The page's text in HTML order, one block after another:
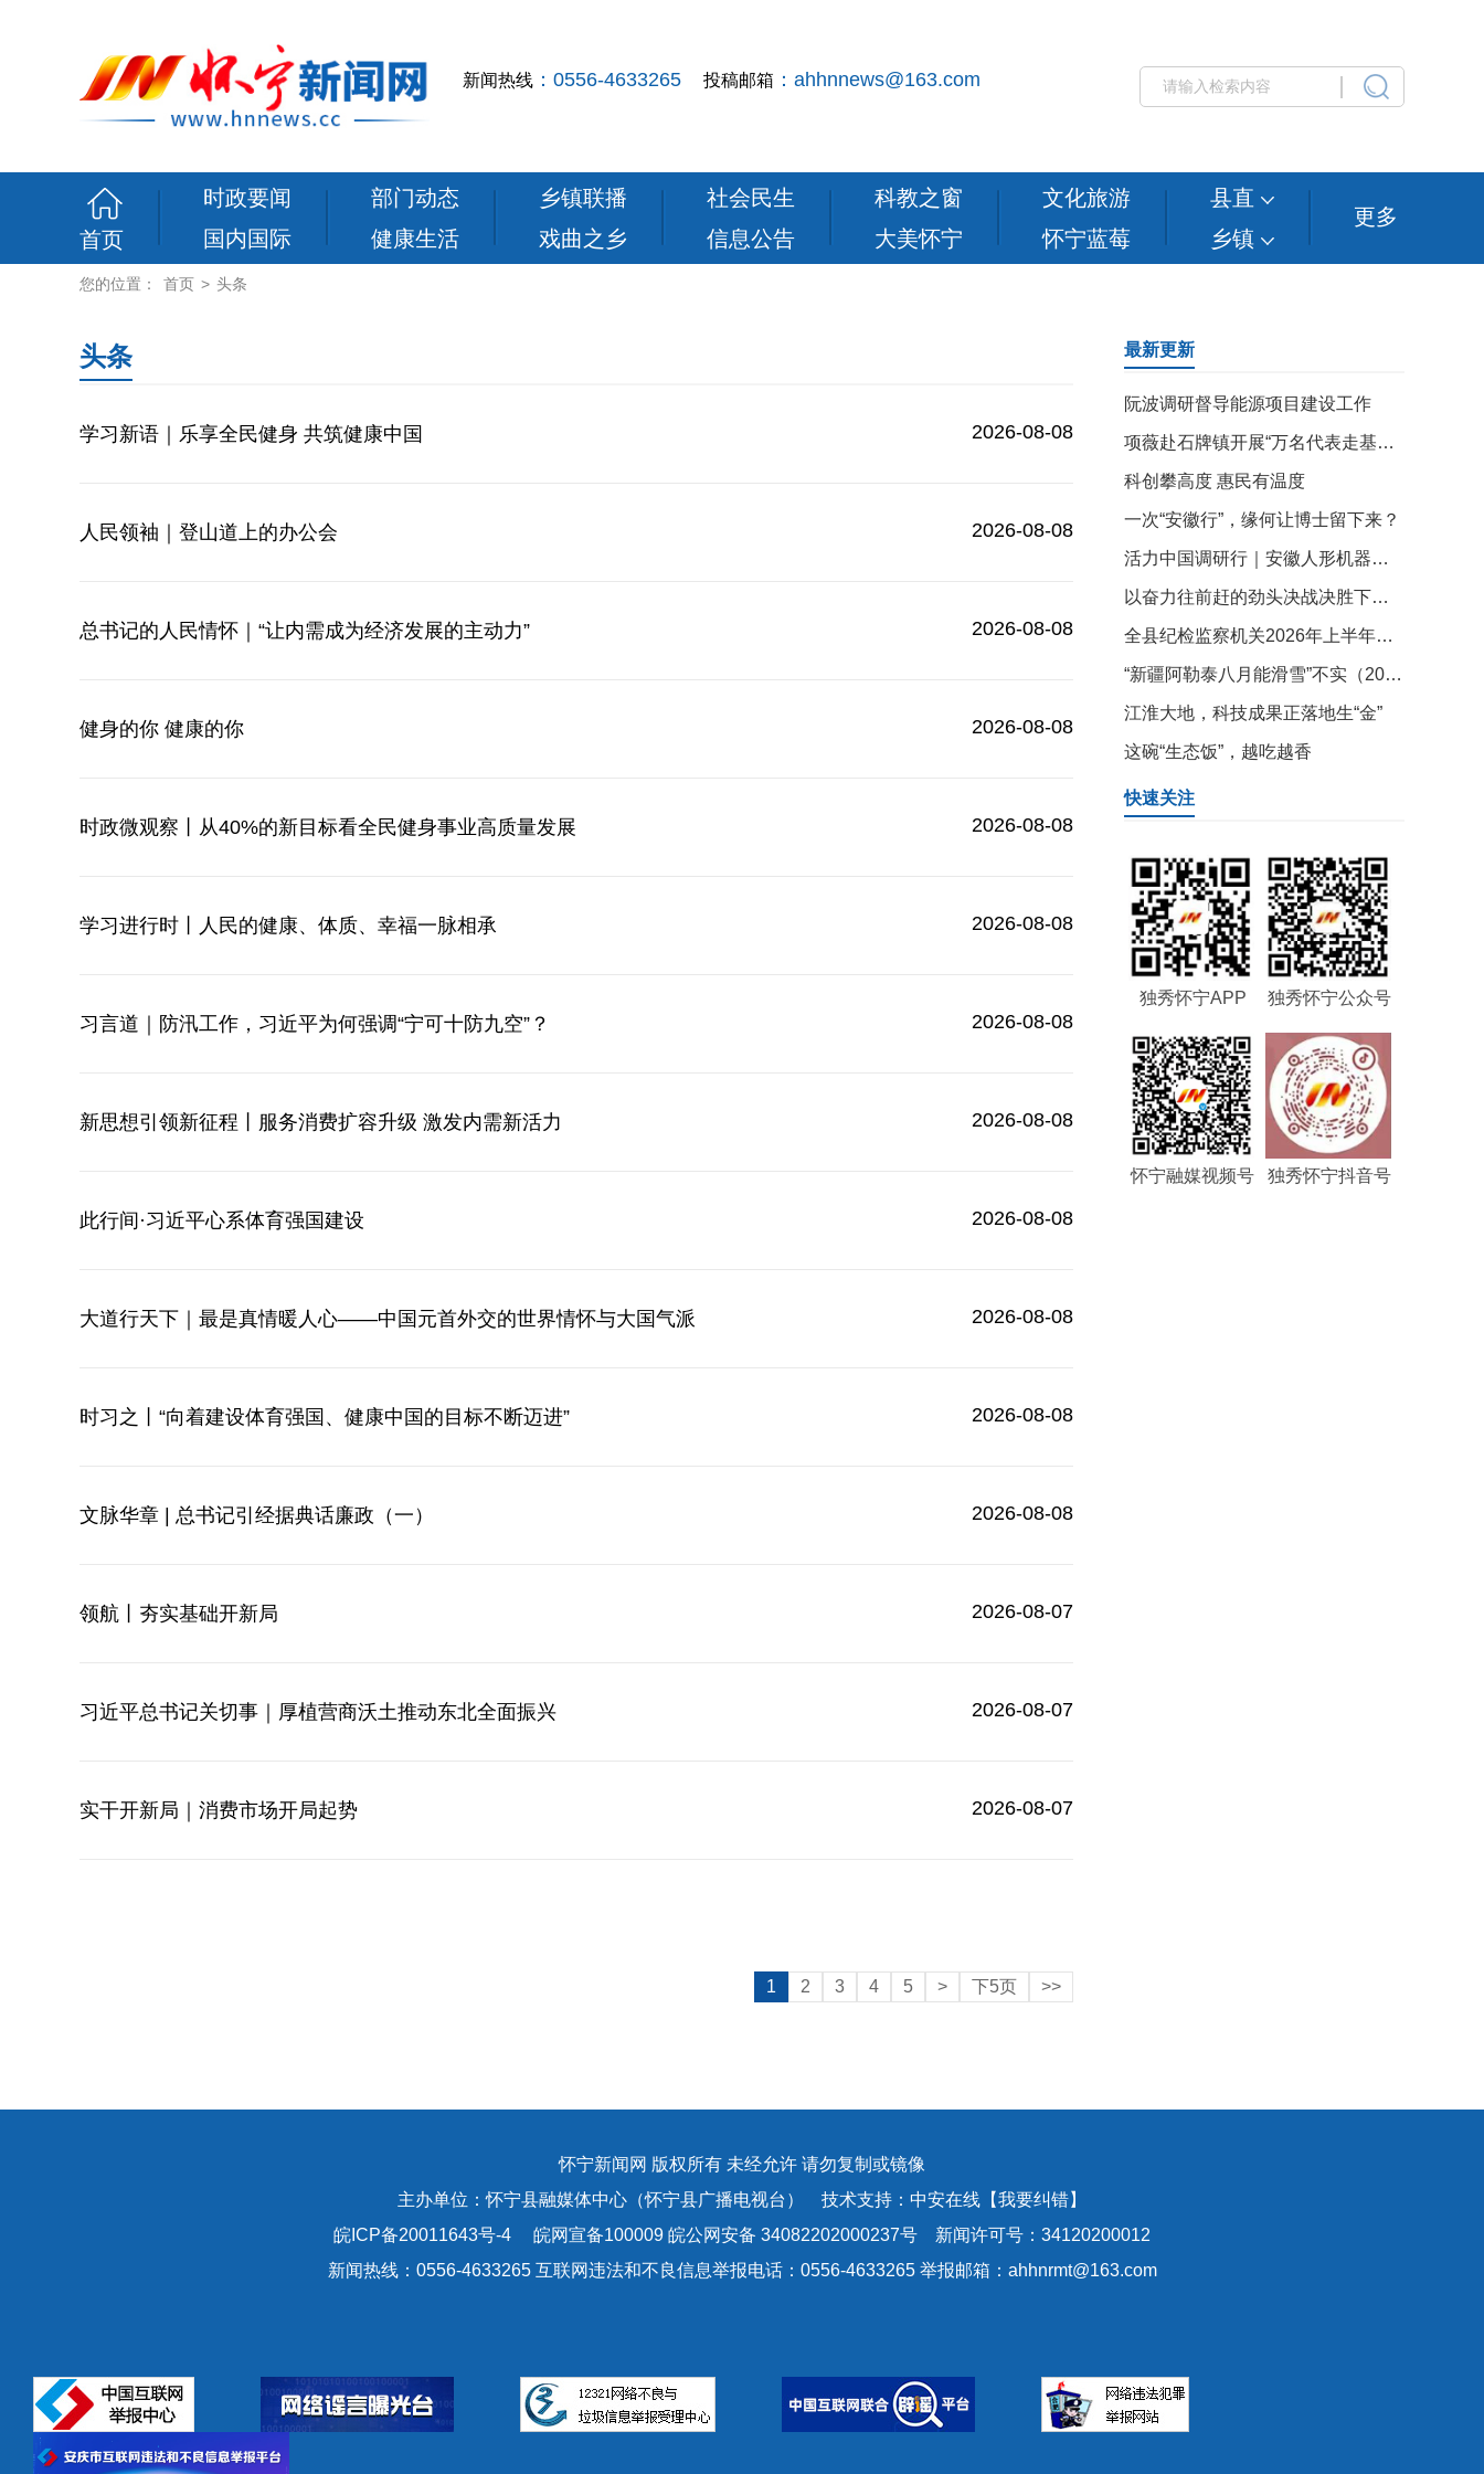
新闻热线 ：0556-4633265 投稿邮箱 ：ahhnnews@163.com
首页
时政要闻
国内国际
部门动态
健康生活
乡镇联播
戏曲之乡
社会民生
信息公告
科教之窗
大美怀宁
文化旅游
怀宁蓝莓
县直
乡镇
更多
您的位置： 首页 > 头条
头条
学习新语｜乐享全民健身 共筑健康中国 2026-08-08
人民领袖｜登山道上的办公会 2026-08-08
总书记的人民情怀｜“让内需成为经济发展的主动力” 2026-08-08
健身的你 健康的你 2026-08-08
时政微观察丨从40%的新目标看全民健身事业高质量发展 2026-08-08
学习进行时丨人民的健康、体质、幸福一脉相承 2026-08-08
习言道｜防汛工作，习近平为何强调“宁可十防九空”？ 2026-08-08
新思想引领新征程丨服务消费扩容升级 激发内需新活力 2026-08-08
此行间·习近平心系体育强国建设 2026-08-08
大道行天下｜最是真情暖人心——中国元首外交的世界情怀与大国气派 2026-08-08
时习之丨“向着建设体育强国、健康中国的目标不断迈进” 2026-08-08
文脉华章 | 总书记引经据典话廉政（一） 2026-08-08
领航丨夯实基础开新局 2026-08-07
习近平总书记关切事｜厚植营商沃土推动东北全面振兴 2026-08-07
实干开新局｜消费市场开局起势 2026-08-07
1 2 3 4 5 > 下5页 >>
最新更新
阮波调研督导能源项目建设工作
项薇赴石牌镇开展“万名代表走基层、问政问需惠民生”活动
科创攀高度 惠民有温度
一次“安徽行”，缘何让博士留下来？
活力中国调研行｜安徽人形机器人加速迈向商用
以奋力往前赶的劲头决战决胜下半年 确保实现“十五五”良好开局
全县纪检监察机关2026年上半年工作总结调度会暨“三化”建设年行动再集中抓两年推进会召开
“新疆阿勒泰八月能滑雪”不实（2026·08·07）
江淮大地，科技成果正落地生“金”
这碗“生态饭”，越吃越香
快速关注
独秀怀宁APP 独秀怀宁公众号
怀宁融媒视频号 独秀怀宁抖音号
怀宁新闻网 版权所有 未经允许 请勿复制或镜像
主办单位：怀宁县融媒体中心（怀宁县广播电视台） 技术支持：中安在线【我要纠错】
皖ICP备20011643号-4 皖网宣备100009 皖公网安备 34082202000237号 新闻许可号：34120200012
新闻热线：0556-4633265 互联网违法和不良信息举报电话：0556-4633265 举报邮箱：ahhnrmt@163.com